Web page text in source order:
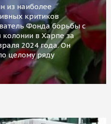
из наиболее
критиков
Фонда борьбы с
колонии в Харпе за
2024 года. Он
целому ряду